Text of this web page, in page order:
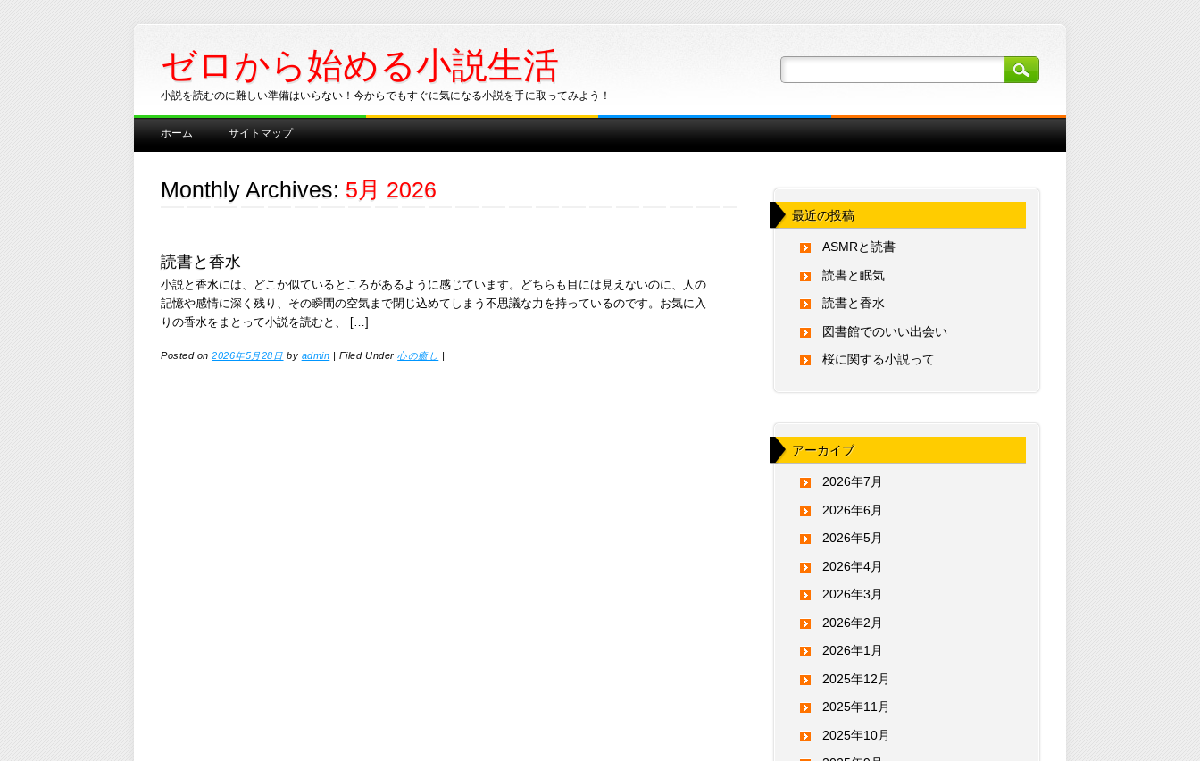
ゼロから始める小説生活
小説を読むのに難しい準備はいらない！今からでもすぐに気になる小説を手に取ってみよう！
Main menu
Skip
ホーム サイトマップ
Monthly Archives: 5月 2026
読書と香水
小説と香水には、どこか似ているところがあるように感じています。どちらも目には見えないのに、人の
記憶や感情に深く残り、その瞬間の空気まで閉じ込めてしまう不思議な力を持っているのです。お気に入
りの香水をまとって小説を読むと、 […]
Posted on2026年5月28日 by admin | Filed Under心の癒し |
最近の投稿
ASMRと読書
読書と眠気
読書と香水
図書館でのいい出会い
桜に関する小説って
アーカイブ
2026年7月
2026年6月
2026年5月
2026年4月
2026年3月
2026年2月
2026年1月
2025年12月
2025年11月
2025年10月